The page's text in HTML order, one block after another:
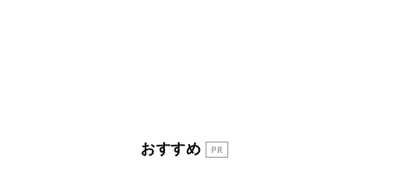
俳優・高嶋政伸が家族に教わった“人を育てるコ
おすすめ